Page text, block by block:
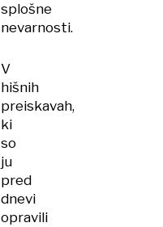
splošne
nevarnosti.
V
hišnih
preiskavah,
ki
so
ju
pred
dnevi
opravili